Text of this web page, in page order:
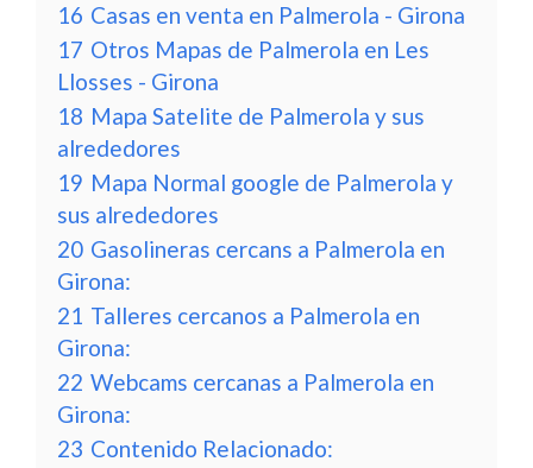
16 Casas en venta en Palmerola - Girona
17 Otros Mapas de Palmerola en Les
Llosses - Girona
18 Mapa Satelite de Palmerola y sus
alrededores
19 Mapa Normal google de Palmerola y
sus alrededores
20 Gasolineras cercans a Palmerola en
Girona:
21 Talleres cercanos a Palmerola en
Girona:
22 Webcams cercanas a Palmerola en
Girona:
23 Contenido Relacionado: